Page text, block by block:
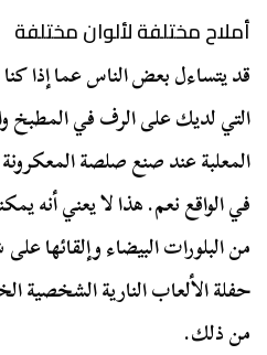
أملاح مختلفة لألوان مختلفة
قد يتساءل بعض الناس عما إذا
التي لديك على الرف في المطبخ
المعلبة عند صنع صلصة
في الواقع نعم. هذا لا يعني أنه
من البلورات البيضاء وإلقائها
حفلة الألعاب النارية الشخصية
من ذلك.